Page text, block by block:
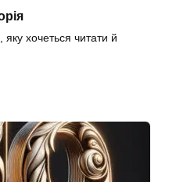
хочеться читати й